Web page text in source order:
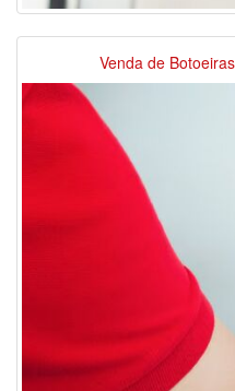
Venda de